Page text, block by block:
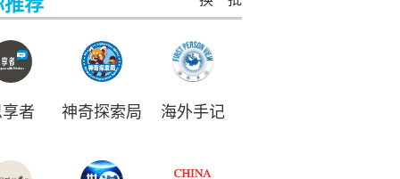
者 神奇探索局 海外手记